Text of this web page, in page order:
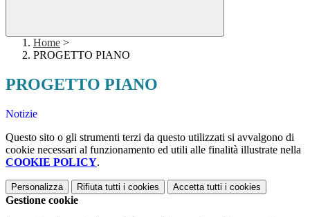
Home >
PROGETTO PIANO
PROGETTO PIANO
Notizie
Questo sito o gli strumenti terzi da questo utilizzati si avvalgono di
cookie necessari al funzionamento ed utili alle finalità illustrate nella
COOKIE POLICY.
Personalizza Rifiuta tutti i cookies Accetta tutti i cookies
Gestione cookie